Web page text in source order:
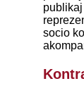
socio